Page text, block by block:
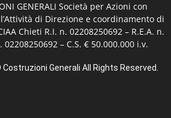
GENERALI Società per Azioni con
di Direzione e coordinamento di
Chieti R.I. n. 02208250692 – R.E.A. n.
02208250692 – C.S. € 50.000.000 i.v.
Generali All Rights Reserved.